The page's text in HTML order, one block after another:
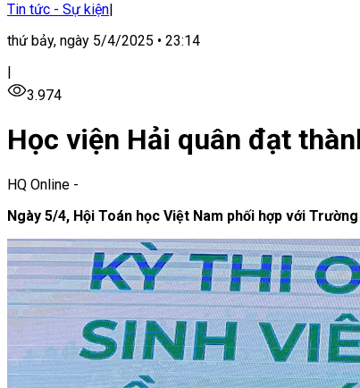
Tin tức - Sự kiện|
thứ bảy, ngày 5/4/2025 • 23:14
|
3.974
Học viện Hải quân đạt
HQ Online -
Ngày 5/4, Hội Toán học Việt Nam phối hợp với